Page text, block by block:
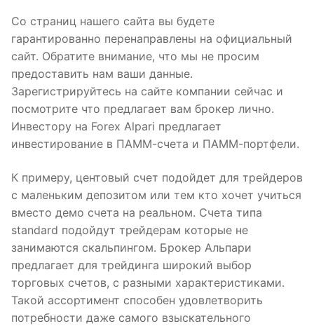
Со страниц нашего сайта вы будете
гарантированно перенаправлены на официальный
сайт. Обратите внимание, что мы не просим
предоставить нам ваши данные.
Зарегистрируйтесь на сайте компании сейчас и
посмотрите что предлагает вам брокер лично.
Инвестору на Forex Alpari предлагает
инвестирование в ПАММ-счета и ПАММ-портфели.
К примеру, центовый счет подойдет для трейдеров
с маленьким депозитом или тем кто хочет учиться
вместо демо счета на реальном. Счета типа
standard подойдут трейдерам которые не
занимаются скальпингом. Брокер Альпари
предлагает для трейдинга широкий выбор
торговых счетов, с разными характеристиками.
Такой ассортимент способен удовлетворить
потребности даже самого взыскательного